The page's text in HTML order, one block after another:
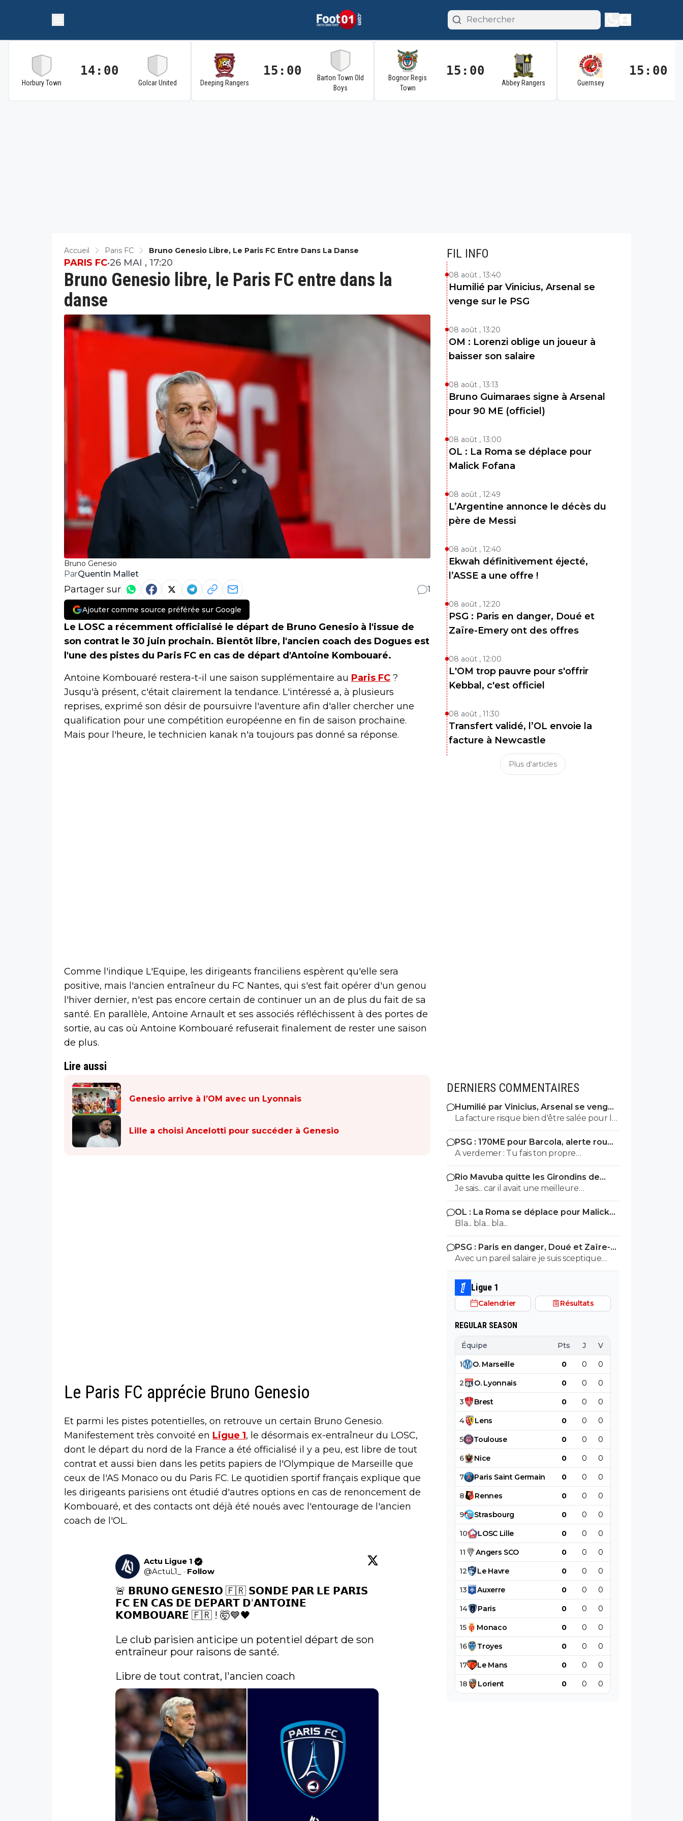
Horbury Town
14:00
Golcar United Deeping Rangers
15:00
Barton Town Old
Boys
Bognor Regis
Town
15:00
Abbey Rangers Guernsey
15:00
Accueil Paris FC Bruno Genesio Libre, Le Paris FC Entre Dans La Danse
Bruno Genesio
Bruno Genesio libre, le Paris FC entre dans la
danse
PARIS FC•26 MAI , 17:20
ParQuentin Mallet
Partager sur 1
Ajouter comme source préférée sur Google
Le LOSC a récemment officialisé le départ de Bruno Genesio à l'issue de
son contrat le 30 juin prochain. Bientôt libre, l'ancien coach des Dogues est
l'une des pistes du Paris FC en cas de départ d'Antoine Kombouaré.
Antoine Kombouaré restera-t-il une saison supplémentaire au Paris FC ?
Jusqu'à présent, c'était clairement la tendance. L'intéressé a, à plusieurs
reprises, exprimé son désir de poursuivre l'aventure afin d'aller chercher une
qualification pour une compétition européenne en fin de saison prochaine.
Mais pour l'heure, le technicien kanak n'a toujours pas donné sa réponse.
Comme l'indique L'Equipe, les dirigeants franciliens espèrent qu'elle sera
positive, mais l'ancien entraîneur du FC Nantes, qui s'est fait opérer d'un genou
l'hiver dernier, n'est pas encore certain de continuer un an de plus du fait de sa
santé. En parallèle, Antoine Arnault et ses associés réfléchissent à des portes de
sortie, au cas où Antoine Kombouaré refuserait finalement de rester une saison
de plus.
Lire aussi
Genesio arrive à l’OM avec un Lyonnais
Lille a choisi Ancelotti pour succéder à Genesio
Le Paris FC apprécie Bruno Genesio
Et parmi les pistes potentielles, on retrouve un certain Bruno Genesio.
Manifestement très convoité en Ligue 1, le désormais ex-entraîneur du LOSC,
dont le départ du nord de la France a été officialisé il y a peu, est libre de tout
contrat et aussi bien dans les petits papiers de l'Olympique de Marseille que
ceux de l'AS Monaco ou du Paris FC. Le quotidien sportif français explique que
les dirigeants parisiens ont étudié d'autres options en cas de renoncement de
Kombouaré, et des contacts ont déjà été noués avec l'entourage de l'ancien
coach de l'OL.
Actu Ligue 1
@ActuL1_ · Follow
🚨 𝗕𝗥𝗨𝗡𝗢 𝗚𝗘𝗡𝗘𝗦𝗜𝗢 🇫🇷 𝗦𝗢𝗡𝗗𝗘́ 𝗣𝗔𝗥 𝗟𝗘 𝗣𝗔𝗥𝗜𝗦
𝗙𝗖 𝗘𝗡 𝗖𝗔𝗦 𝗗𝗘 𝗗𝗘́𝗣𝗔𝗥𝗧 𝗗'𝗔𝗡𝗧𝗢𝗜𝗡𝗘
𝗞𝗢𝗠𝗕𝗢𝗨𝗔𝗥𝗘́ 🇫🇷 ! 🤯💙🖤
Le club parisien anticipe un potentiel départ de son
entraîneur pour raisons de santé.
Libre de tout contrat, l'ancien coach
FIL INFO
08 août , 13:40
Humilié par Vinicius, Arsenal se
venge sur le PSG
08 août , 13:20
OM : Lorenzi oblige un joueur à
baisser son salaire
08 août , 13:13
Bruno Guimaraes signe à Arsenal
pour 90 ME (officiel)
08 août , 13:00
OL : La Roma se déplace pour
Malick Fofana
08 août , 12:49
L’Argentine annonce le décès du
père de Messi
08 août , 12:40
Ekwah définitivement éjecté,
l’ASSE a une offre !
08 août , 12:20
PSG : Paris en danger, Doué et
Zaïre-Emery ont des offres
08 août , 12:00
L'OM trop pauvre pour s'offrir
Kebbal, c'est officiel
08 août , 11:30
Transfert validé, l’OL envoie la
facture à Newcastle
Plus d'articles
DERNIERS COMMENTAIRES
Humilié par Vinicius, Arsenal se venge
sur le PSG
La facture risque bien d'être salée pour le
PSG. ^^
PSG : 170ME pour Barcola, alerte rouge
à Liverpool
A verdemer : Tu fais ton propre
monologue... c'est inquiétant non ? Tu
devrais consulter un spécialiste. ^^
Rio Mavuba quitte les Girondins de
Bordeaux
Je sais... car il avait une meilleure
proposition que les Girondins de
Bordeaux. Il était en contact depuis bien
longtemps avec le LOSC. Les Girondins
aurait pu le retenir avec une meilleure
offre. Mais toi... pas comprendre ! ^^
OL : La Roma se déplace pour Malick
Fofana
Bla... bla... bla...
PSG : Paris en danger, Doué et Zaïre-
Emery ont des offres
Avec un pareil salaire je suis sceptique
concernant les clubs qui recruteraient
ZAÏRE,du pipeau..
Ligue 1
Calendrier Résultats
REGULAR SEASON
Équipe Pts J V
1 O. Marseille 0 0 0
2 O. Lyonnais 0 0 0
3 Brest 0 0 0
4 Lens 0 0 0
5 Toulouse 0 0 0
6 Nice 0 0 0
7 Paris Saint Germain 0 0 0
8 Rennes 0 0 0
9 Strasbourg 0 0 0
10 LOSC Lille 0 0 0
11 Angers SCO 0 0 0
12 Le Havre 0 0 0
13 Auxerre 0 0 0
14 Paris 0 0 0
15 Monaco 0 0 0
16 Troyes 0 0 0
17 Le Mans 0 0 0
18 Lorient 0 0 0